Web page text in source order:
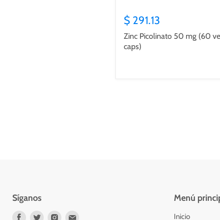
$ 291.13
Zinc Picolinato 50 mg (60
caps)
Síganos
EncuéntrenosEncuéntrenosEncuéntrenos
Menú
Inicio